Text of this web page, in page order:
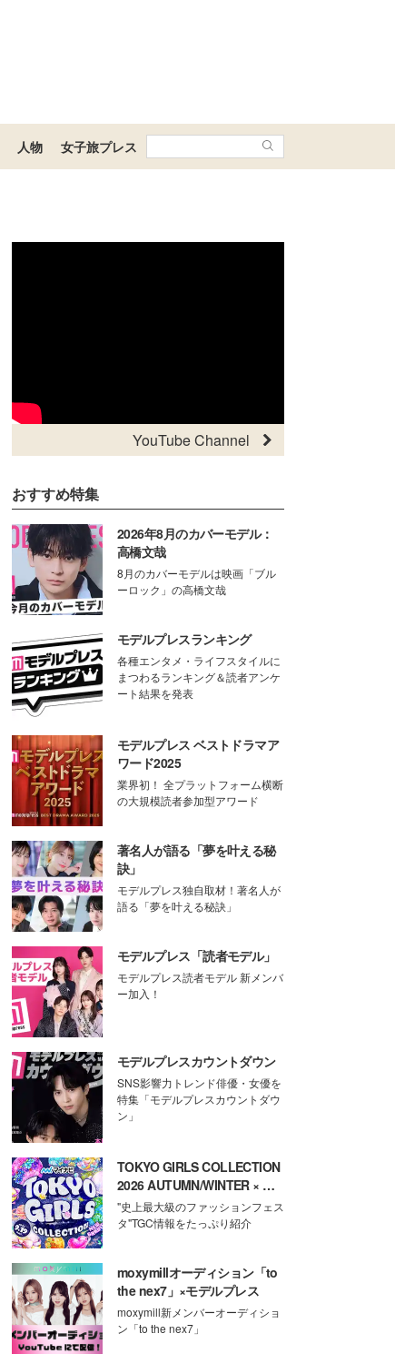
人物 女子旅プレス
YouTube Channel
おすすめ特集
2026年8月のカバーモデル：
高橋文哉
8月のカバーモデルは映画「ブル
ーロック」の高橋文哉
モデルプレスランキング
各種エンタメ・ライフスタイルに
まつわるランキング＆読者アンケ
ート結果を発表
モデルプレス ベストドラマア
ワード2025
業界初！ 全プラットフォーム横断
の大規模読者参加型アワード
著名人が語る「夢を叶える秘
訣」
モデルプレス独自取材！著名人が
語る「夢を叶える秘訣」
モデルプレス「読者モデル」
モデルプレス読者モデル 新メンバ
ー加入！
モデルプレスカウントダウン
SNS影響力トレンド俳優・女優を
特集「モデルプレスカウントダウ
ン」
TOKYO GIRLS COLLECTION
2026 AUTUMN/WINTER × モ
デルプレス
"史上最大級のファッションフェス
タ"TGC情報をたっぷり紹介
moxymillオーディション「to
the nex7」×モデルプレス
moxymill新メンバーオーディショ
ン「to the nex7」